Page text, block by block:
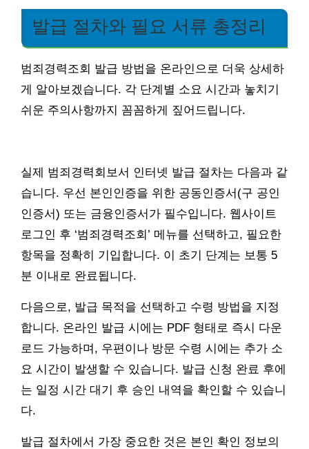
발급 절차와 필요 서류 총정리
범죄경력조회 발급 방법을 온라인으로 더욱 상세하
게 알아보겠습니다. 각 단계별 소요 시간과 놓치기
쉬운 주의사항까지 꼼꼼하게 짚어드립니다.
실제 범죄경력회보서 인터넷 발급 절차는 다음과 같
습니다. 우선 본인인증을 위한 공동인증서(구 공인
인증서) 또는 금융인증서가 필수입니다. 웹사이트
로그인 후 ‘범죄경력조회’ 메뉴를 선택하고, 필요한
항목을 정확히 기입합니다. 이 초기 단계는 보통 5
분 이내로 완료됩니다.
다음으로, 발급 목적을 선택하고 수령 방법을 지정
합니다. 온라인 발급 시에는 PDF 형태로 즉시 다운
로드 가능하며, 우편이나 방문 수령 시에는 추가 소
요 시간이 발생할 수 있습니다. 발급 신청 완료 후에
는 일정 시간 대기 후 승인 내역을 확인할 수 있습니
다.
발급 절차에서 가장 중요한 것은 본인 확인 정보의